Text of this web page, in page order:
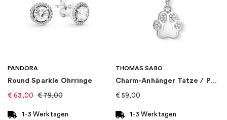
EAN:
Kategorie
Kollektion: Capizzi
PANDORA
Round Sparkle Ohrringe
€ 63,00 €79,00
1-3 Werktagen
THOMAS SABO
Charm-Anhänger Tatze / Pfote
€ 59,00
1-3 Werktagen